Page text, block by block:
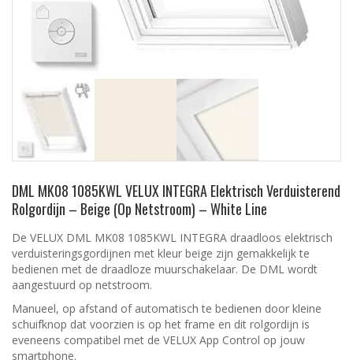
DML MK08 1085KWL VELUX INTEGRA Elektrisch Verduisterend
Rolgordijn – Beige (Op Netstroom) – White Line
De VELUX DML MK08 1085KWL INTEGRA draadloos elektrisch
verduisteringsgordijnen met kleur beige zijn gemakkelijk te
bedienen met de draadloze muurschakelaar. De DML wordt
aangestuurd op netstroom.
Manueel, op afstand of automatisch te bedienen door kleine
schuifknop dat voorzien is op het frame en dit rolgordijn is
eveneens compatibel met de VELUX App Control op jouw
smartphone.